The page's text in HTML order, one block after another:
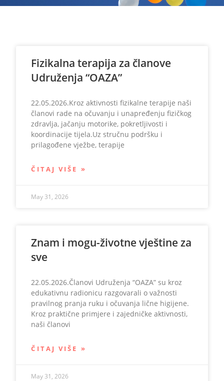
Fizikalna terapija za članove
Udruženja “OAZA”
22.05.2026.Kroz aktivnosti fizikalne terapije naši
članovi rade na očuvanju i unapređenju fizičkog
zdravlja, jačanju motorike, pokretljivosti i
koordinacije tijela.Uz stručnu podršku i
prilagođene vježbe, terapije
ČITAJ VIŠE »
May 31, 2026
Znam i mogu-životne vještine za
sve
22.05.2026.Članovi Udruženja “OAZA” su kroz
edukativnu radionicu razgovarali o važnosti
pravilnog pranja ruku i očuvanja lične higijene.
Kroz praktične primjere i zajedničke aktivnosti,
naši članovi
ČITAJ VIŠE »
May 31, 2026